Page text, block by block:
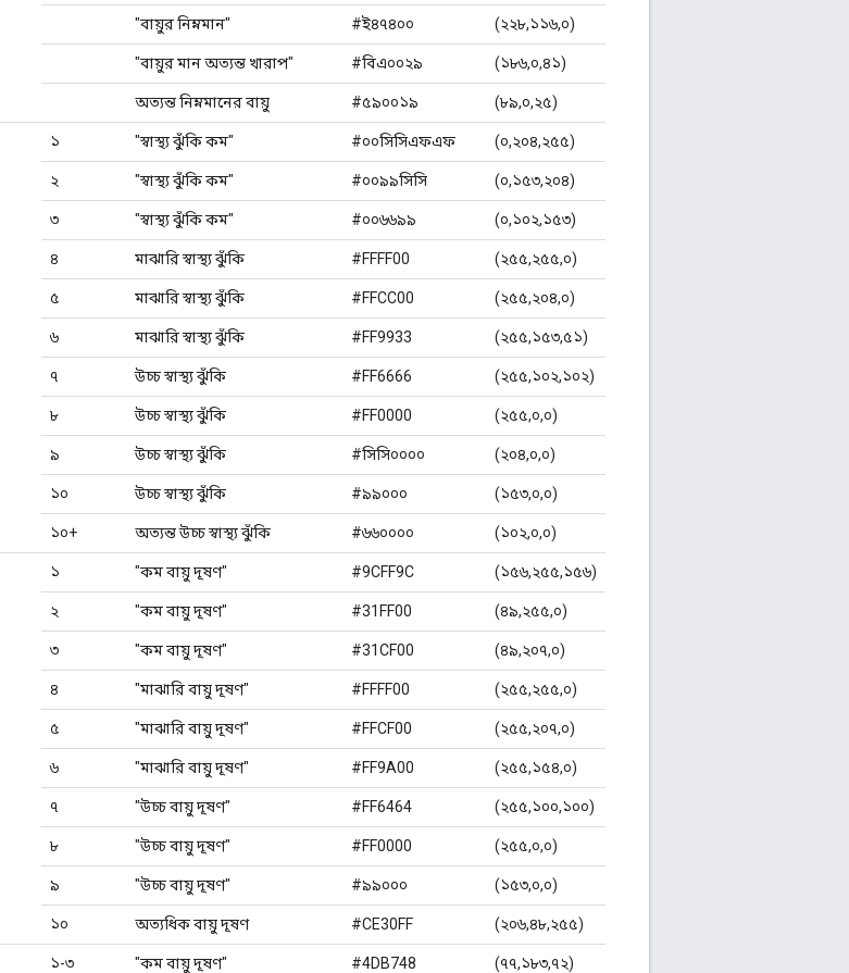
"বায়ুর নিম্নমান" #ই৪৭৪০০ (২২৮,১১৬,০)
"বায়ুর মান অত্যন্ত খারাপ" #বিএ০০২৯ (১৮৬,০,৪১)
অত্যন্ত নিম্নমানের বায়ু #৫৯০০১৯ (৮৯,০,২৫)
১ "স্বাস্থ্য ঝুঁকি কম" #০০সিসিএফএফ (০,২০৪,২৫৫)
২ "স্বাস্থ্য ঝুঁকি কম" #০০৯৯সিসি (০,১৫৩,২০৪)
৩ "স্বাস্থ্য ঝুঁকি কম" #০০৬৬৯৯ (০,১০২,১৫৩)
৪ মাঝারি স্বাস্থ্য ঝুঁকি #FFFF00 (২৫৫,২৫৫,০)
৫ মাঝারি স্বাস্থ্য ঝুঁকি #FFCC00 (২৫৫,২০৪,০)
৬ মাঝারি স্বাস্থ্য ঝুঁকি #FF9933 (২৫৫,১৫৩,৫১)
৭ উচ্চ স্বাস্থ্য ঝুঁকি #FF6666 (২৫৫,১০২,১০২)
৮ উচ্চ স্বাস্থ্য ঝুঁকি #FF0000 (২৫৫,০,০)
৯ উচ্চ স্বাস্থ্য ঝুঁকি #সিসি০০০০ (২০৪,০,০)
১০ উচ্চ স্বাস্থ্য ঝুঁকি #৯৯০০০ (১৫৩,০,০)
১০+ অত্যন্ত উচ্চ স্বাস্থ্য ঝুঁকি #৬৬০০০০ (১০২,০,০)
১ "কম বায়ু দূষণ" #9CFF9C (১৫৬,২৫৫,১৫৬)
২ "কম বায়ু দূষণ" #31FF00 (৪৯,২৫৫,০)
৩ "কম বায়ু দূষণ" #31CF00 (৪৯,২০৭,০)
৪ "মাঝারি বায়ু দূষণ" #FFFF00 (২৫৫,২৫৫,০)
৫ "মাঝারি বায়ু দূষণ" #FFCF00 (২৫৫,২০৭,০)
৬ "মাঝারি বায়ু দূষণ" #FF9A00 (২৫৫,১৫৪,০)
৭ "উচ্চ বায়ু দূষণ" #FF6464 (২৫৫,১০০,১০০)
৮ "উচ্চ বায়ু দূষণ" #FF0000 (২৫৫,০,০)
৯ "উচ্চ বায়ু দূষণ" #৯৯০০০ (১৫৩,০,০)
১০ অত্যধিক বায়ু দূষণ #CE30FF (২০৬,৪৮,২৫৫)
১-৩ "কম বায়ু দূষণ" #4DB748 (৭৭,১৮৩,৭২)